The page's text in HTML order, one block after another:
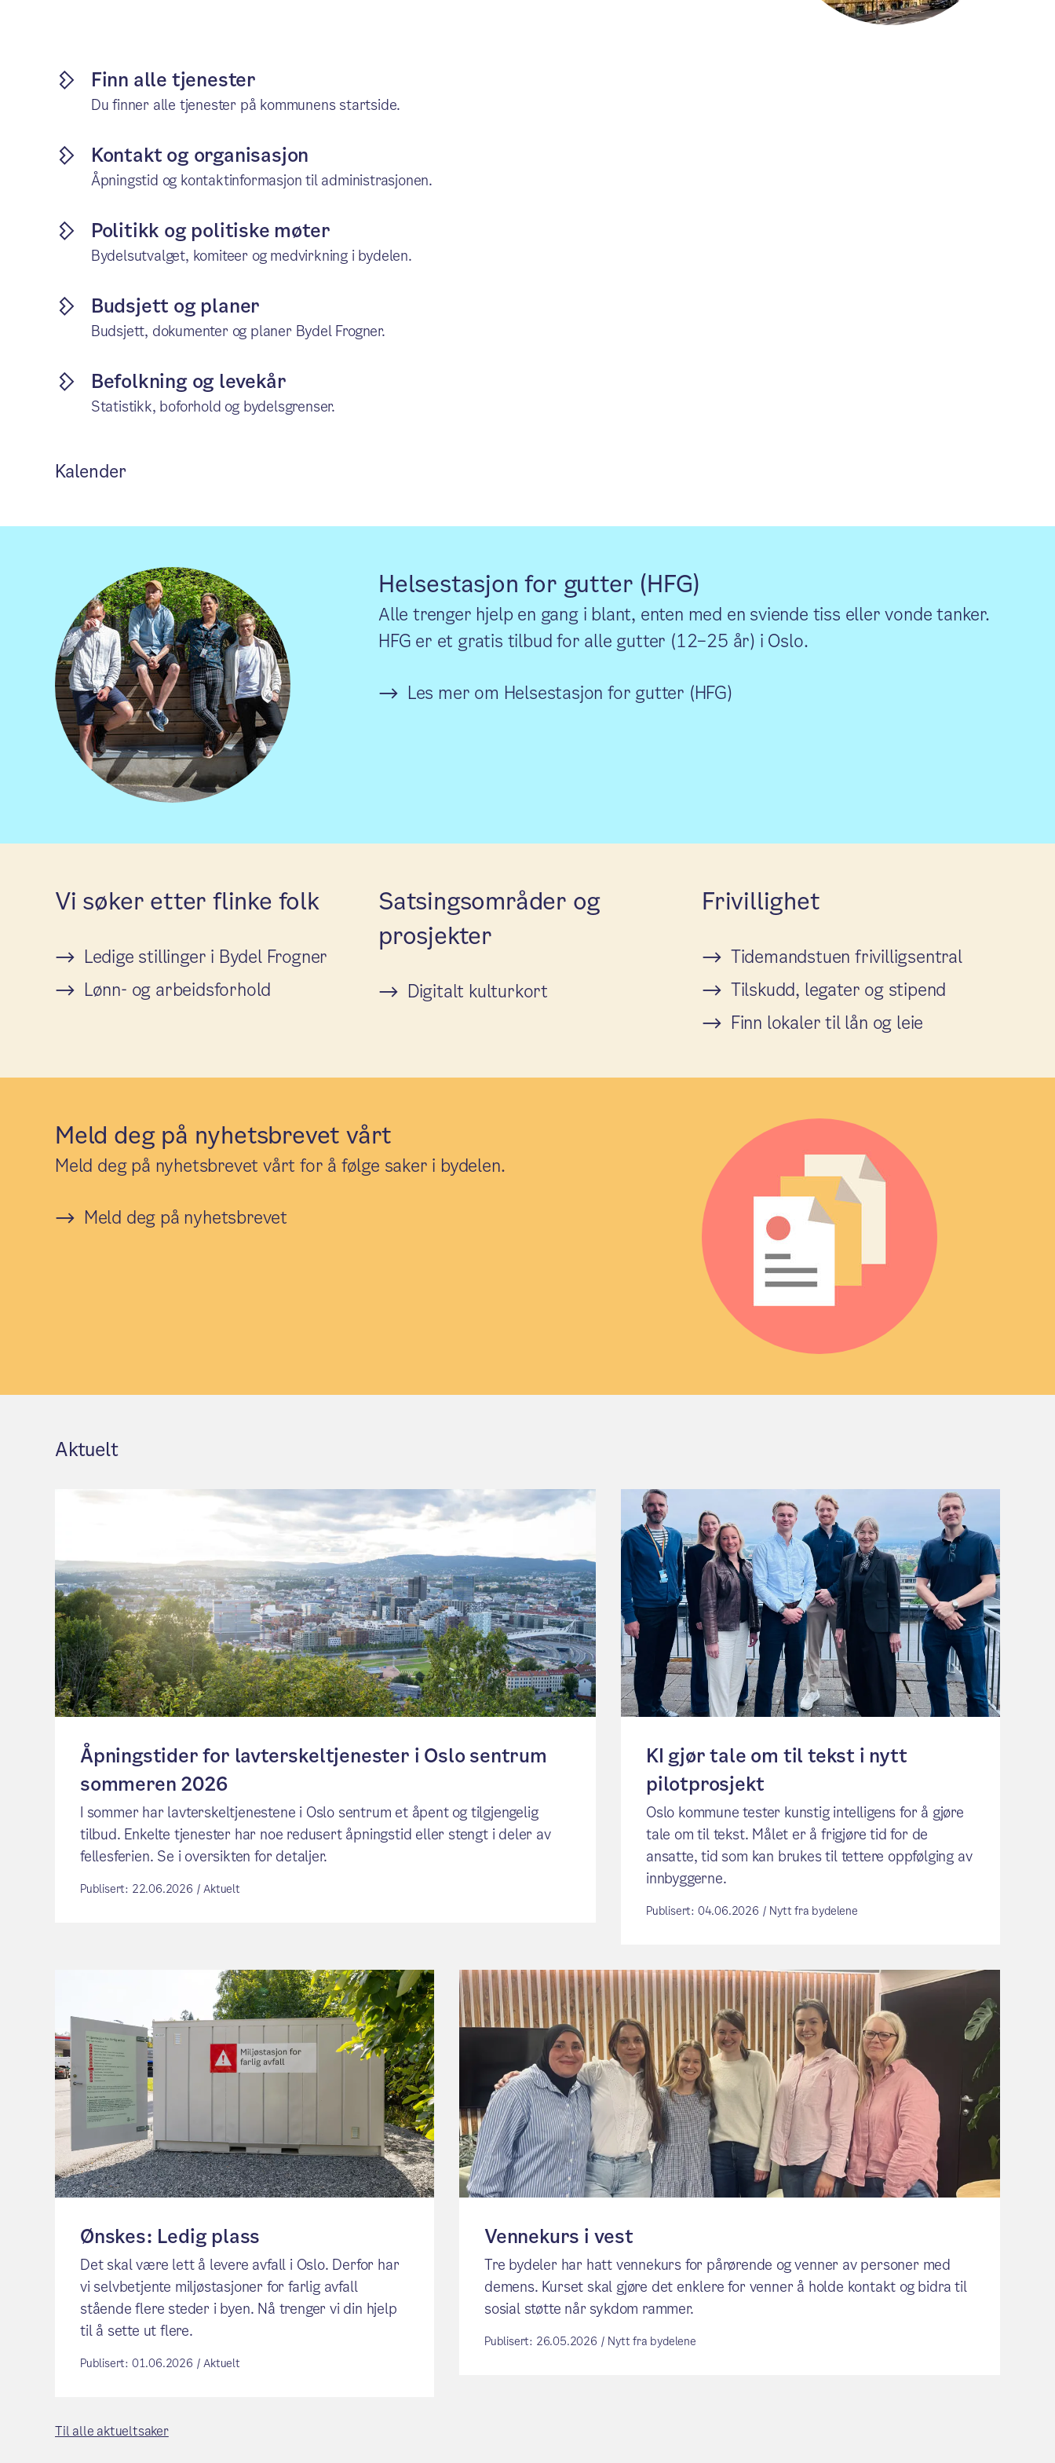
Finn alle tjenester
Du finner alle tjenester på kommunens startside.
Kontakt og organisasjon
Åpningstid og kontaktinformasjon til administrasjonen.
Politikk og politiske møter
Bydelsutvalget, komiteer og medvirkning i bydelen.
Budsjett og planer
Budsjett, dokumenter og planer Bydel Frogner.
Befolkning og levekår
Statistikk, boforhold og bydelsgrenser.
Kalender
Helsestasjon for gutter (HFG)
Alle trenger hjelp en gang i blant, enten med en sviende tiss eller vonde tanker.
HFG er et gratis tilbud for alle gutter (12–25 år) i Oslo.
Les mer om Helsestasjon for gutter (HFG)
Vi søker etter flinke folk
Ledige stillinger i Bydel Frogner
Lønn- og arbeidsforhold
Satsingsområder og
prosjekter
Digitalt kulturkort
Frivillighet
Tidemandstuen frivilligsentral
Tilskudd, legater og stipend
Finn lokaler til lån og leie
Meld deg på nyhetsbrevet vårt
Meld deg på nyhetsbrevet vårt for å følge saker i bydelen.
Meld deg på nyhetsbrevet
Aktuelt
Åpningstider for lavterskeltjenester i Oslo sentrum
sommeren 2026
I sommer har lavterskeltjenestene i Oslo sentrum et åpent og tilgjengelig
tilbud. Enkelte tjenester har noe redusert åpningstid eller stengt i deler av
fellesferien. Se i oversikten for detaljer.
Publisert: 22.06.2026 / Aktuelt
KI gjør tale om til tekst i nytt
pilotprosjekt
Oslo kommune tester kunstig intelligens for å gjøre
tale om til tekst. Målet er å frigjøre tid for de
ansatte, tid som kan brukes til tettere oppfølging av
innbyggerne.
Publisert: 04.06.2026 / Nytt fra bydelene
Ønskes: Ledig plass
Det skal være lett å levere avfall i Oslo. Derfor har
vi selvbetjente miljøstasjoner for farlig avfall
stående flere steder i byen. Nå trenger vi din hjelp
til å sette ut flere.
Publisert: 01.06.2026 / Aktuelt
Vennekurs i vest
Tre bydeler har hatt vennekurs for pårørende og venner av personer med
demens. Kurset skal gjøre det enklere for venner å holde kontakt og bidra til
sosial støtte når sykdom rammer.
Publisert: 26.05.2026 / Nytt fra bydelene
Til alle aktueltsaker